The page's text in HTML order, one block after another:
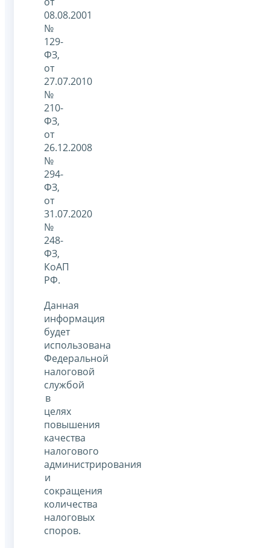
08.08.2001
№
129-
ФЗ,
от
27.07.2010
№
210-
ФЗ,
от
26.12.2008
№
294-
ФЗ,
от
31.07.2020
№
248-
ФЗ,
КоАП
РФ.
Данная
информация
будет
использована
Федеральной
налоговой
службой
в
целях
повышения
качества
налогового
администрирования
и
сокращения
количества
налоговых
споров.